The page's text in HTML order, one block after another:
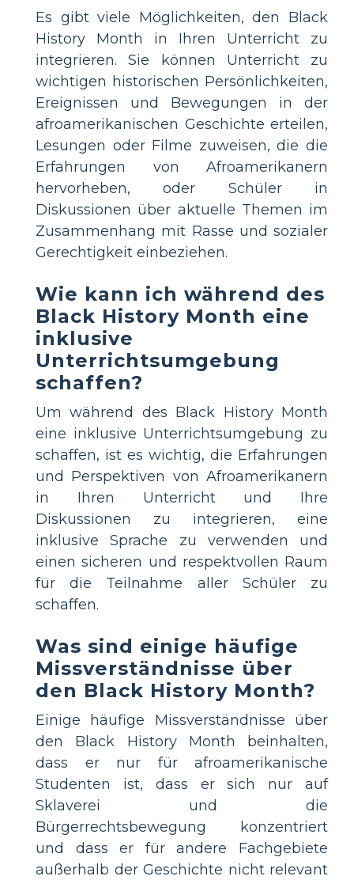
Es gibt viele Möglichkeiten, den Black
History Month in Ihren Unterricht zu
integrieren. Sie können Unterricht zu
wichtigen historischen Persönlichkeiten,
Ereignissen und Bewegungen in der
afroamerikanischen Geschichte erteilen,
Lesungen oder Filme zuweisen, die die
Erfahrungen von Afroamerikanern
hervorheben, oder Schüler in
Diskussionen über aktuelle Themen im
Zusammenhang mit Rasse und sozialer
Gerechtigkeit einbeziehen.
Wie kann ich während des
Black History Month eine
inklusive
Unterrichtsumgebung
schaffen?
Um während des Black History Month
eine inklusive Unterrichtsumgebung zu
schaffen, ist es wichtig, die Erfahrungen
und Perspektiven von Afroamerikanern
in Ihren Unterricht und Ihre
Diskussionen zu integrieren, eine
inklusive Sprache zu verwenden und
einen sicheren und respektvollen Raum
für die Teilnahme aller Schüler zu
schaffen.
Was sind einige häufige
Missverständnisse über
den Black History Month?
Einige häufige Missverständnisse über
den Black History Month beinhalten,
dass er nur für afroamerikanische
Studenten ist, dass er sich nur auf
Sklaverei und die
Bürgerrechtsbewegung konzentriert
und dass er für andere Fachgebiete
außerhalb der Geschichte nicht relevant